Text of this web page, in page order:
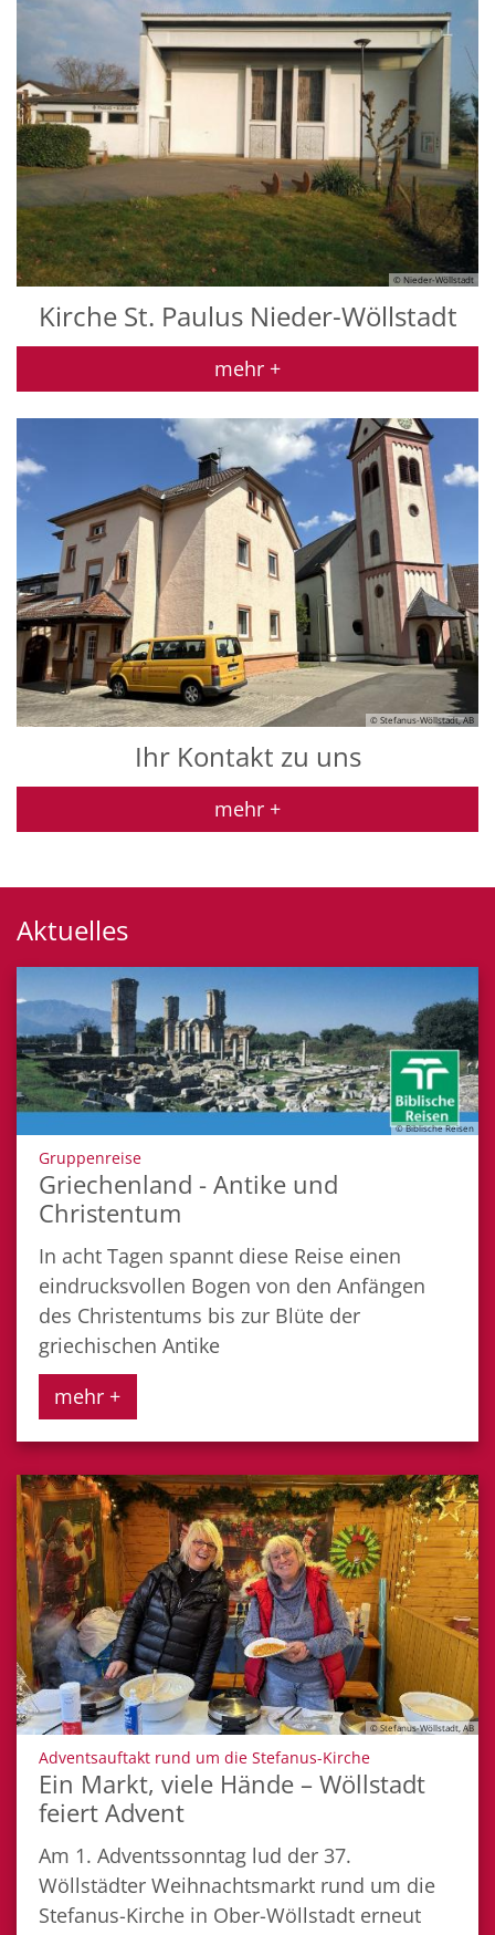
© Nieder-Wöllstadt
Kirche St. Paulus Nieder-Wöllstadt
mehr +
© Stefanus-Wöllstadt, AB
Ihr Kontakt zu uns
mehr +
Aktuelles
© Biblische Reisen
Gruppenreise:
Griechenland - Antike und
Christentum
In acht Tagen spannt diese Reise einen
eindrucksvollen Bogen von den Anfängen
des Christentums bis zur Blüte der
griechischen Antike
mehr +
© Stefanus-Wöllstadt, AB
Adventsauftakt rund um die Stefanus-Kirche:
Ein Markt, viele Hände – Wöllstadt
feiert Advent
Am 1. Adventssonntag lud der 37.
Wöllstädter Weihnachtsmarkt rund um die
Stefanus-Kirche in Ober-Wöllstadt erneut